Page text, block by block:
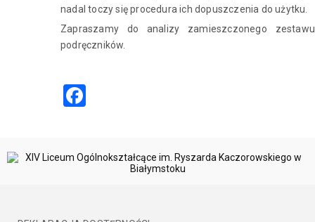
nadal toczy się procedura ich dopuszczenia do użytku.
Zapraszamy do analizy zamieszczonego zestawu
podręczników.